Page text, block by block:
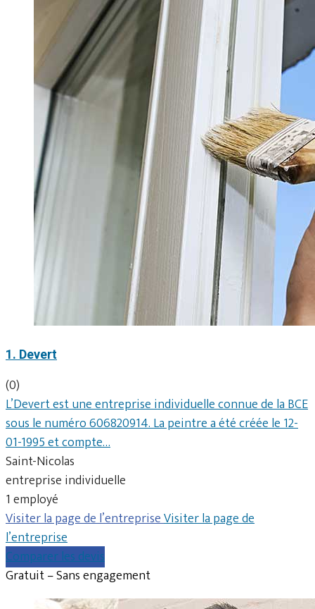
1. Devert
(0)
L’Devert est une entreprise individuelle connue de la BCE
sous le numéro 606820914. La peintre a été créée le 12-
01-1995 et compte…
Saint-Nicolas
entreprise individuelle
1 employé
Visiter la page de l’entrepriseVisiter la page de
l’entreprise
Comparer les devis
Gratuit – Sans engagement